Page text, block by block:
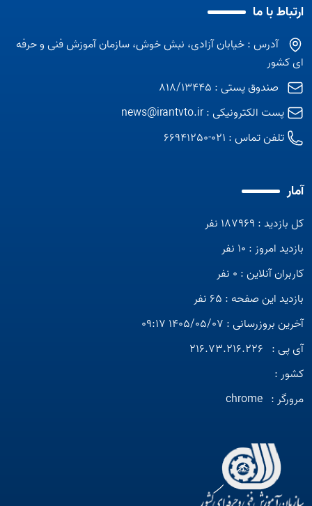
ارتباط با ما
آدرس : خیابان آزادی، نبش خوش، سازمان آموزش فنی و حرفه
ای کشور
صندوق پستی : 818/13445
پست الکترونیکی :news@irantvto.ir
تلفن تماس : 021-66941250
آمار
کل بازدید : 187969 نفر
بازدید امروز : 10 نفر
کاربران آنلاین : 0 نفر
بازدید این صفحه : 65 نفر
آخرین بروزرسانی : 1405/05/07 09:17
آی پی : 216.73.216.226
کشور :
مرورگر : chrome